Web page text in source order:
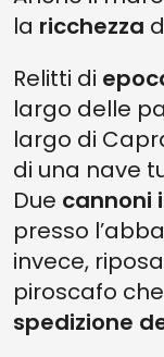
la ricchezza
Relitti di
largo delle
largo di
di una nave
Due cannoni
presso
invece,
piroscafo
spedizione